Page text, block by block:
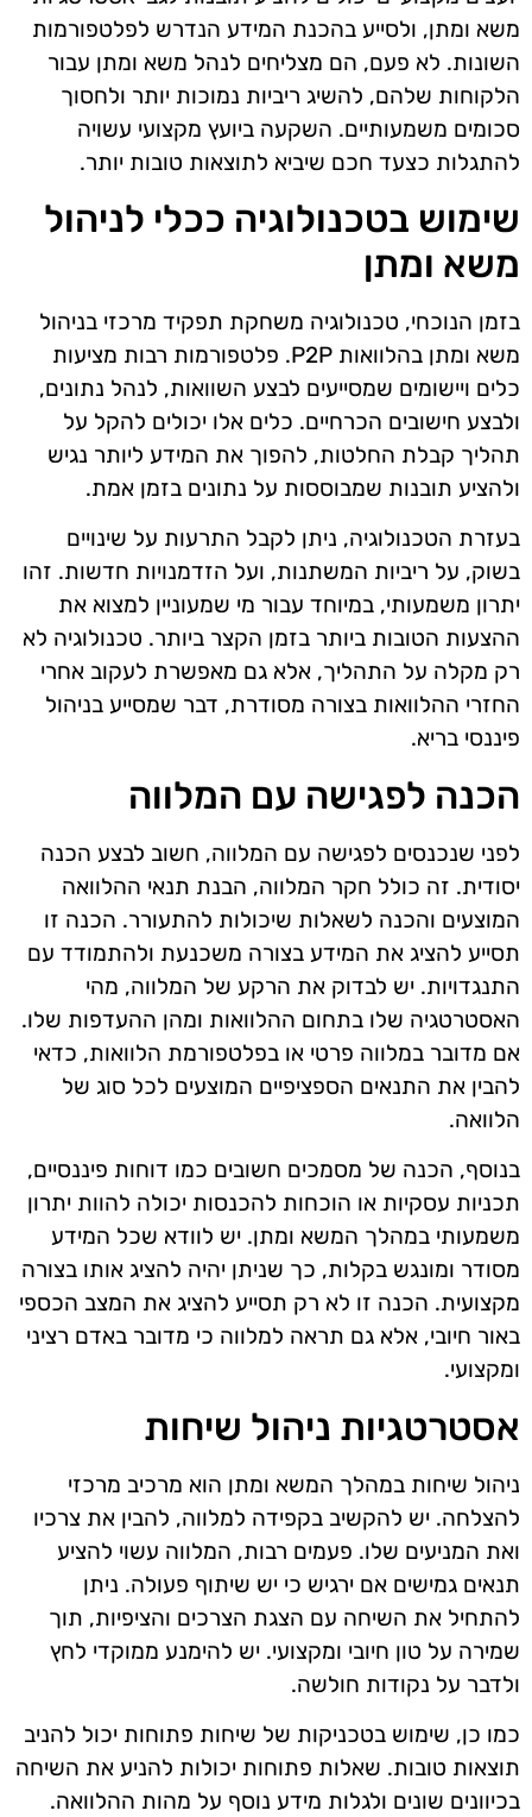
משא ומתן, ולסייע בהכנת המידע הנדרש לפלטפורמות
השונות. לא פעם, הם מצליחים לנהל משא ומתן עבור
הלקוחות שלהם, להשיג ריביות נמוכות יותר ולחסוך
סכומים משמעותיים. השקעה ביועץ מקצועי עשויה
להתגלות כצעד חכם שיביא לתוצאות טובות יותר.
שימוש בטכנולוגיה ככלי לניהול
משא ומתן
בזמן הנוכחי, טכנולוגיה משחקת תפקיד מרכזי בניהול
משא ומתן בהלוואות P2P. פלטפורמות רבות מציעות
כלים ויישומים שמסייעים לבצע השוואות, לנהל נתונים,
ולבצע חישובים הכרחיים. כלים אלו יכולים להקל על
תהליך קבלת החלטות, להפוך את המידע ליותר נגיש
ולהציע תובנות שמבוססות על נתונים בזמן אמת.
בעזרת הטכנולוגיה, ניתן לקבל התרעות על שינויים
בשוק, על ריביות המשתנות, ועל הזדמנויות חדשות. זהו
יתרון משמעותי, במיוחד עבור מי שמעוניין למצוא את
ההצעות הטובות ביותר בזמן הקצר ביותר. טכנולוגיה לא
רק מקלה על התהליך, אלא גם מאפשרת לעקוב אחרי
החזרי ההלוואות בצורה מסודרת, דבר שמסייע בניהול
פיננסי בריא.
הכנה לפגישה עם המלווה
לפני שנכנסים לפגישה עם המלווה, חשוב לבצע הכנה
יסודית. זה כולל חקר המלווה, הבנת תנאי ההלוואה
המוצעים והכנה לשאלות שיכולות להתעורר. הכנה זו
תסייע להציג את המידע בצורה משכנעת ולהתמודד עם
התנגדויות. יש לבדוק את הרקע של המלווה, מהי
האסטרטגיה שלו בתחום ההלוואות ומהן ההעדפות שלו.
אם מדובר במלווה פרטי או בפלטפורמת הלוואות, כדאי
להבין את התנאים הספציפיים המוצעים לכל סוג של
הלוואה.
בנוסף, הכנה של מסמכים חשובים כמו דוחות פיננסיים,
תכניות עסקיות או הוכחות להכנסות יכולה להוות יתרון
משמעותי במהלך המשא ומתן. יש לוודא שכל המידע
מסודר ומונגש בקלות, כך שניתן יהיה להציג אותו בצורה
מקצועית. הכנה זו לא רק תסייע להציג את המצב הכספי
באור חיובי, אלא גם תראה למלווה כי מדובר באדם רציני
ומקצועי.
אסטרטגיות ניהול שיחות
ניהול שיחות במהלך המשא ומתן הוא מרכיב מרכזי
להצלחה. יש להקשיב בקפידה למלווה, להבין את צרכיו
ואת המניעים שלו. פעמים רבות, המלווה עשוי להציע
תנאים גמישים אם ירגיש כי יש שיתוף פעולה. ניתן
להתחיל את השיחה עם הצגת הצרכים והציפיות, תוך
שמירה על טון חיובי ומקצועי. יש להימנע ממוקדי לחץ
ולדבר על נקודות חולשה.
כמו כן, שימוש בטכניקות של שיחות פתוחות יכול להניב
תוצאות טובות. שאלות פתוחות יכולות להניע את השיחה
בכיוונים שונים ולגלות מידע נוסף על מהות ההלוואה.